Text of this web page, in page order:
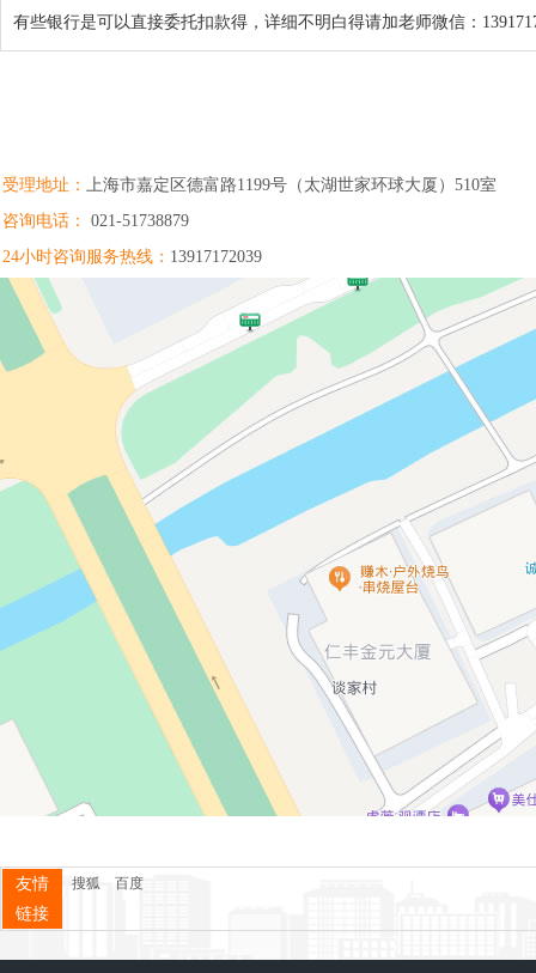
有些银行是可以直接委托扣款得，详细不明白得请加老师微信：
受理地址： 上海市嘉定区德富路1199号（太湖世家环球大厦）510室
咨询电话：
021-51738879
24小时咨询服务热线： 13917172039
友情
链接
搜狐 百度